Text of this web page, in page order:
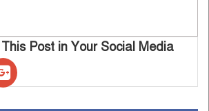
Post in Your Social Media